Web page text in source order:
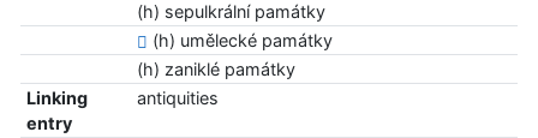
(h) sepulkrální památky
(h) umělecké památky
(h) zaniklé památky
Linking
entry
antiquities